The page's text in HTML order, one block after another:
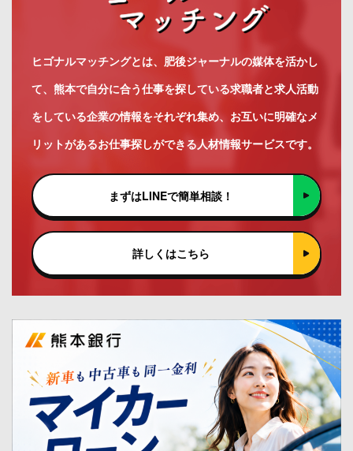
ヒゴナルマッチングとは、肥後ジャーナルの媒体を活かし
て、熊本で自分に合う仕事を探している求職者と求人活動
をしている企業の情報をそれぞれ集め、お互いに明確なメ
リットがあるお仕事探しができる人材情報サービスです。
まずはLINEで簡単相談！
詳しくはこちら